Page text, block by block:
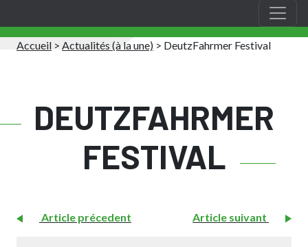
Accueil > Actualités (à la une) > DeutzFahrmer Festival
DEUTZFAHRMER
FESTIVAL
Article précedent Article suivant